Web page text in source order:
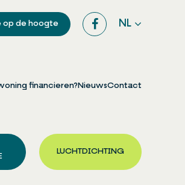
op de hoogte NL
financieren?NieuwsContact
LUCHTDICHTING